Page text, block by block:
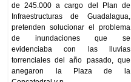
de 245.000 a cargo del Plan de
Infraestructuras de Guadalagua,
pretenden solucionar el problema
de inundaciones que se
evidenciaba con las lluvias
torrenciales del año pasado, que
anegaron la Plaza de la